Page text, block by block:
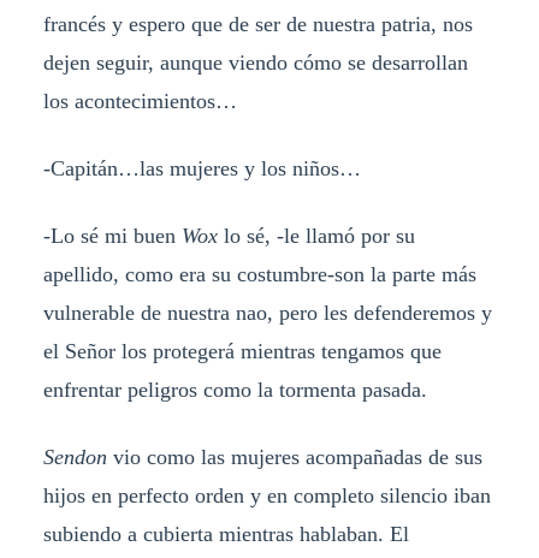
francés y espero que de ser de nuestra patria, nos
dejen seguir, aunque viendo cómo se desarrollan
los acontecimientos…
-Capitán…las mujeres y los niños…
-Lo sé mi buen Woxlo sé, -le llamó por su
apellido, como era su costumbre-son la parte más
vulnerable de nuestra nao, pero les defenderemos y
el Señor los protegerá mientras tengamos que
enfrentar peligros como la tormenta pasada.
Sendon vio como las mujeres acompañadas de sus
hijos en perfecto orden y en completo silencio iban
subiendo a cubierta mientras hablaban. El